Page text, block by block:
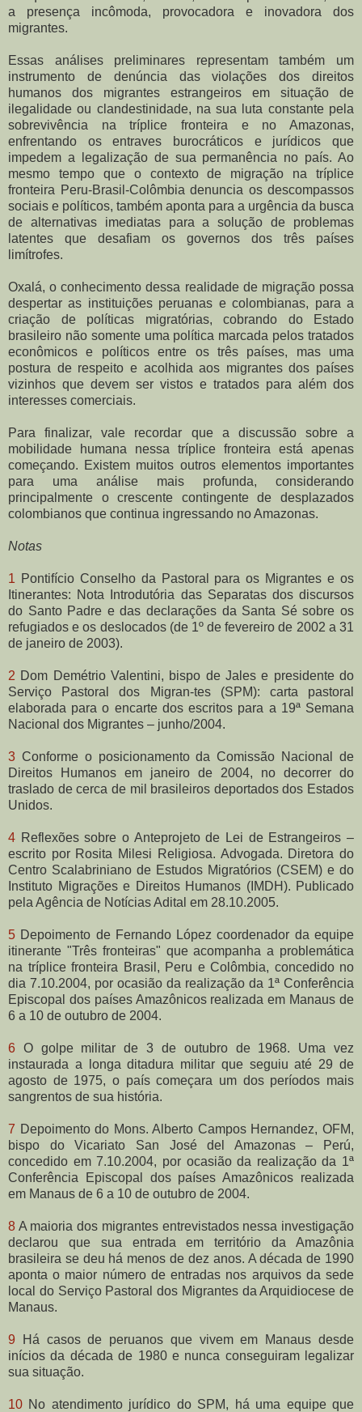
a presença incômoda, provocadora e inovadora dos
migrantes.
Essas análises preliminares representam também um
instrumento de denúncia das violações dos direitos
humanos dos migrantes estrangeiros em situação de
ilegalidade ou clandestinidade, na sua luta constante pela
sobrevivência na tríplice fronteira e no Amazonas,
enfrentando os entraves burocráticos e jurídicos que
impedem a legalização de sua permanência no país. Ao
mesmo tempo que o contexto de migração na tríplice
fronteira Peru-Brasil-Colômbia denuncia os descompassos
sociais e políticos, também aponta para a urgência da busca
de alternativas imediatas para a solução de problemas
latentes que desafiam os governos dos três países
limítrofes.
Oxalá, o conhecimento dessa realidade de migração possa
despertar as instituições peruanas e colombianas, para a
criação de políticas migratórias, cobrando do Estado
brasileiro não somente uma política marcada pelos tratados
econômicos e políticos entre os três países, mas uma
postura de respeito e acolhida aos migrantes dos países
vizinhos que devem ser vistos e tratados para além dos
interesses comerciais.
Para finalizar, vale recordar que a discussão sobre a
mobilidade humana nessa tríplice fronteira está apenas
começando. Existem muitos outros elementos importantes
para uma análise mais profunda, considerando
principalmente o crescente contingente de desplazados
colombianos que continua ingressando no Amazonas.
Notas
1 Pontifício Conselho da Pastoral para os Migrantes e os
Itinerantes: Nota Introdutória das Separatas dos discursos
do Santo Padre e das declarações da Santa Sé sobre os
refugiados e os deslocados (de 1º de fevereiro de 2002 a 31
de janeiro de 2003).
2 Dom Demétrio Valentini, bispo de Jales e presidente do
Serviço Pastoral dos Migran-tes (SPM): carta pastoral
elaborada para o encarte dos escritos para a 19ª Semana
Nacional dos Migrantes – junho/2004.
3 Conforme o posicionamento da Comissão Nacional de
Direitos Humanos em janeiro de 2004, no decorrer do
traslado de cerca de mil brasileiros deportados dos Estados
Unidos.
4 Reflexões sobre o Anteprojeto de Lei de Estrangeiros –
escrito por Rosita Milesi Religiosa. Advogada. Diretora do
Centro Scalabriniano de Estudos Migratórios (CSEM) e do
Instituto Migrações e Direitos Humanos (IMDH). Publicado
pela Agência de Notícias Adital em 28.10.2005.
5 Depoimento de Fernando López coordenador da equipe
itinerante "Três fronteiras" que acompanha a problemática
na tríplice fronteira Brasil, Peru e Colômbia, concedido no
dia 7.10.2004, por ocasião da realização da 1ª Conferência
Episcopal dos países Amazônicos realizada em Manaus de
6 a 10 de outubro de 2004.
6 O golpe militar de 3 de outubro de 1968. Uma vez
instaurada a longa ditadura militar que seguiu até 29 de
agosto de 1975, o país começara um dos períodos mais
sangrentos de sua história.
7 Depoimento do Mons. Alberto Campos Hernandez, OFM,
bispo do Vicariato San José del Amazonas – Perú,
concedido em 7.10.2004, por ocasião da realização da 1ª
Conferência Episcopal dos países Amazônicos realizada
em Manaus de 6 a 10 de outubro de 2004.
8 A maioria dos migrantes entrevistados nessa investigação
declarou que sua entrada em território da Amazônia
brasileira se deu há menos de dez anos. A década de 1990
aponta o maior número de entradas nos arquivos da sede
local do Serviço Pastoral dos Migrantes da Arquidiocese de
Manaus.
9 Há casos de peruanos que vivem em Manaus desde
inícios da década de 1980 e nunca conseguiram legalizar
sua situação.
10 No atendimento jurídico do SPM, há uma equipe que